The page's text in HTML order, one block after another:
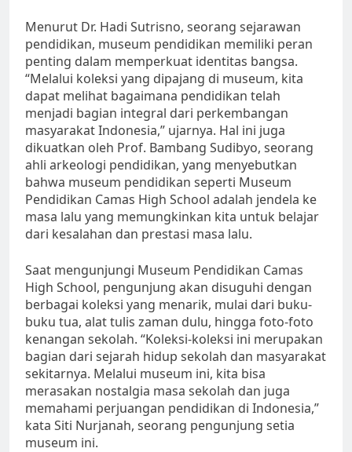
Menurut Dr. Hadi Sutrisno, seorang sejarawan
pendidikan, museum pendidikan memiliki peran
penting dalam memperkuat identitas bangsa.
“Melalui koleksi yang dipajang di museum, kita
dapat melihat bagaimana pendidikan telah
menjadi bagian integral dari perkembangan
masyarakat Indonesia,” ujarnya. Hal ini juga
dikuatkan oleh Prof. Bambang Sudibyo, seorang
ahli arkeologi pendidikan, yang menyebutkan
bahwa museum pendidikan seperti Museum
Pendidikan Camas High School adalah jendela ke
masa lalu yang memungkinkan kita untuk belajar
dari kesalahan dan prestasi masa lalu.
Saat mengunjungi Museum Pendidikan Camas
High School, pengunjung akan disuguhi dengan
berbagai koleksi yang menarik, mulai dari buku-
buku tua, alat tulis zaman dulu, hingga foto-foto
kenangan sekolah. “Koleksi-koleksi ini merupakan
bagian dari sejarah hidup sekolah dan masyarakat
sekitarnya. Melalui museum ini, kita bisa
merasakan nostalgia masa sekolah dan juga
memahami perjuangan pendidikan di Indonesia,”
kata Siti Nurjanah, seorang pengunjung setia
museum ini.